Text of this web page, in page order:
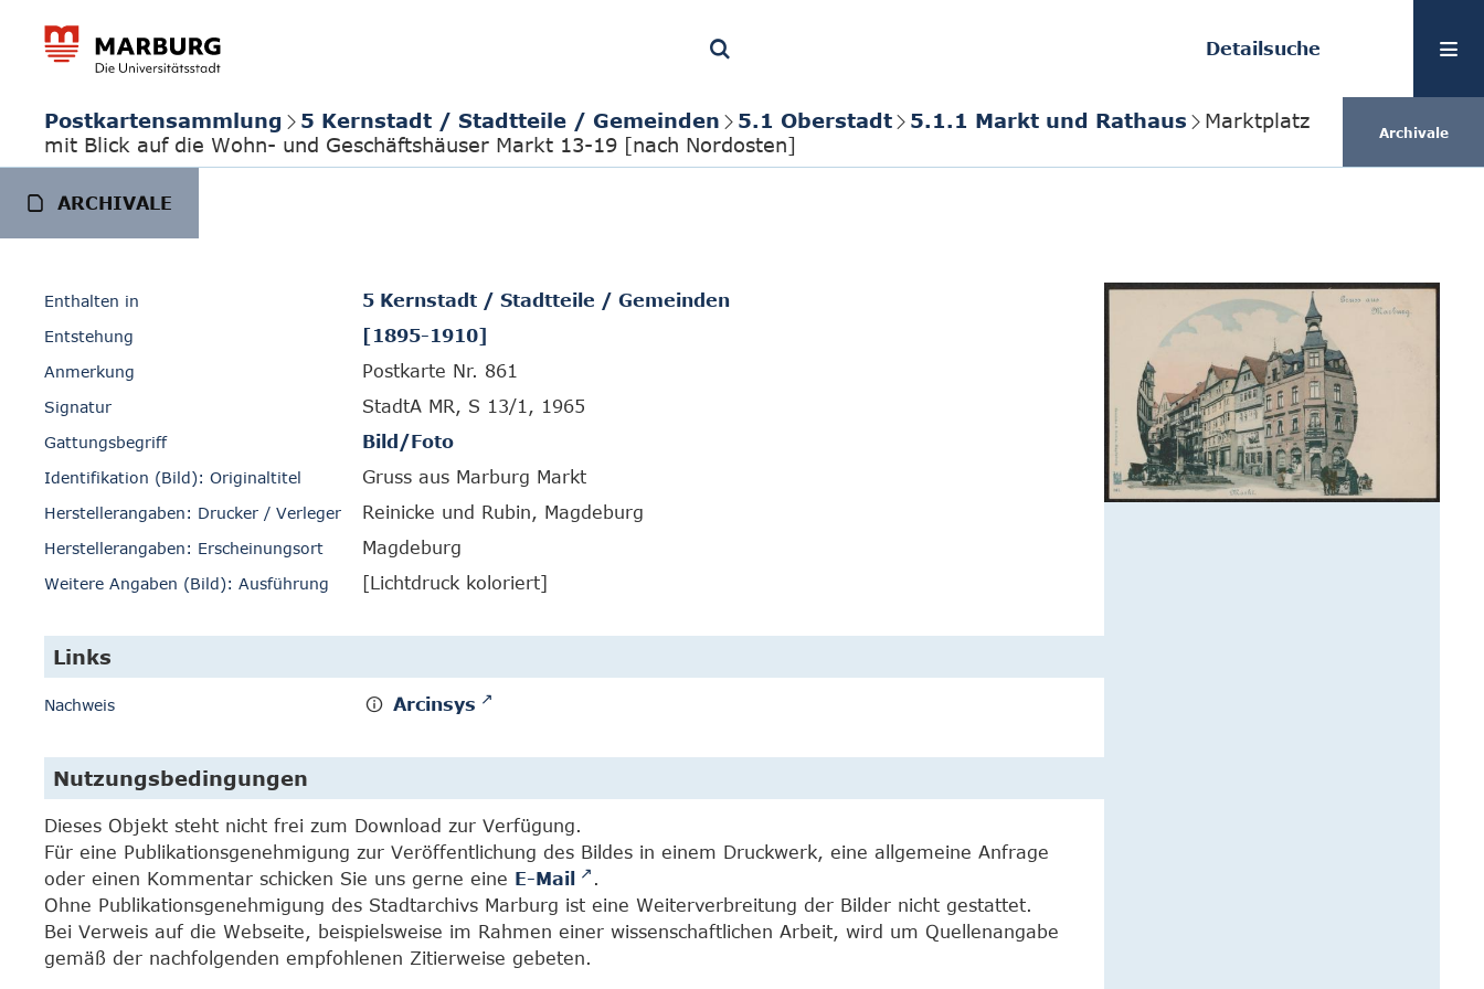
Detailsuche
Postkartensammlung 5 Kernstadt / Stadtteile / Gemeinden 5.1 Oberstadt 5.1.1 Markt und Rathaus
Marktplatz
mit Blick auf die Wohn- und Geschäftshäuser Markt 13-19 [nach Nordosten]
Archivale
ARCHIVALE
Enthalten in 5 Kernstadt / Stadtteile / Gemeinden
Entstehung [1895-1910]
Anmerkung Postkarte Nr. 861
Signatur StadtA MR, S 13/1, 1965
Gattungsbegriff Bild/Foto
Identifikation (Bild): Originaltitel Gruss aus Marburg Markt
Herstellerangaben: Drucker / Verleger Reinicke und Rubin, Magdeburg
Herstellerangaben: Erscheinungsort Magdeburg
Weitere Angaben (Bild): Ausführung [Lichtdruck koloriert]
Links
Nachweis Arcinsys
Nutzungsbedingungen
Dieses Objekt steht nicht frei zum Download zur Verfügung.
Für eine Publikationsgenehmigung zur Veröffentlichung des Bildes in einem Druckwerk, eine allgemeine Anfrage
oder einen Kommentar schicken Sie uns gerne eine E-Mail
.
Ohne Publikationsgenehmigung des Stadtarchivs Marburg ist eine Weiterverbreitung der Bilder nicht gestattet.
Bei Verweis auf die Webseite, beispielsweise im Rahmen einer wissenschaftlichen Arbeit, wird um Quellenangabe
gemäß der nachfolgenden empfohlenen Zitierweise gebeten.